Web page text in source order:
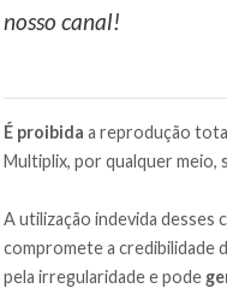
nosso canal!
É proibida a reprodução
Multiplix, por qualquer
A utilização indevida desses
compromete a credibilidade
pela irregularidade e pode